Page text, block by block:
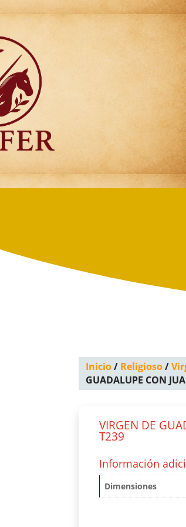
Inicio/ Religioso/
GUADALUPE CON
VIRGEN DE
T239
Información
Dimensiones